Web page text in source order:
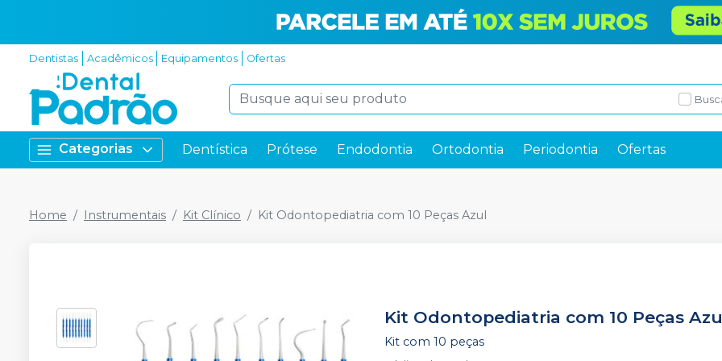
Dentistas Acadêmicos Equipamentos Ofertas
Categorias Dentística Prótese Endodontia Ortodontia Periodontia Ofertas
Home Instrumentais Kit Clínico Kit Odontopediatria com 10 Peças Azul
Kit Odontopediatria com 10 Peças
Kit com 10 peças